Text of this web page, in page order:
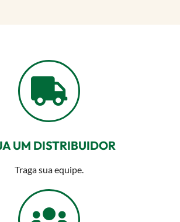
UM DISTRIBUIDOR
Traga sua equipe.